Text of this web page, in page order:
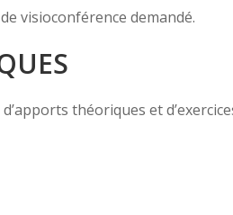
visioconférence demandé.
théoriques et